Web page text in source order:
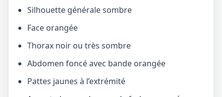
Silhouette générale sombre
Face orangée
Thorax noir ou très sombre
Abdomen foncé avec bande orangée
Pattes jaunes à l’extrémité